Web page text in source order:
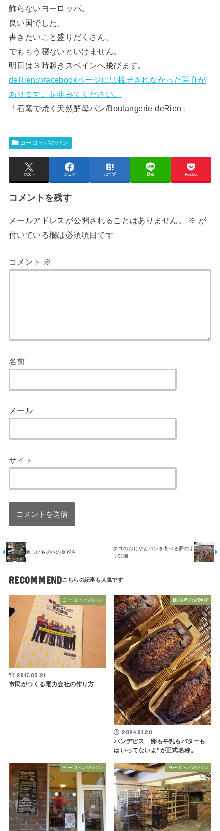
飾らないヨーロッパ。
良い国でした。
書きたいこと盛りだくさん。
でももう寝ないといけません。
明日は３時起きスペインへ飛びます。
deRienのfacebookページには載せきれなかった写真が
あります。是非みてください。
「石窯で焼く天然酵母パン/Boulangerie deRien」
ヨーロッパのパン
ポスト シェア はてブ 送る Pocket
コメントを残す
メールアドレスが公開されることはありません。 ※ が
付いている欄は必須項目です
コメント ※
名前
メール
サイト
新しいものへの寛容さ
タコのおじやとパンを食べる夢のよ
うな国
RECOMMEND
ヨーロッパのパン
2017.05.21
市民がつくる電力会社の作り方
臆病者の冒険術
2024.01.20
パンデピス 卵も牛乳もバターも
はいってないよ”が正式名称。
ヨーロッパのパン ヨーロッパのパン